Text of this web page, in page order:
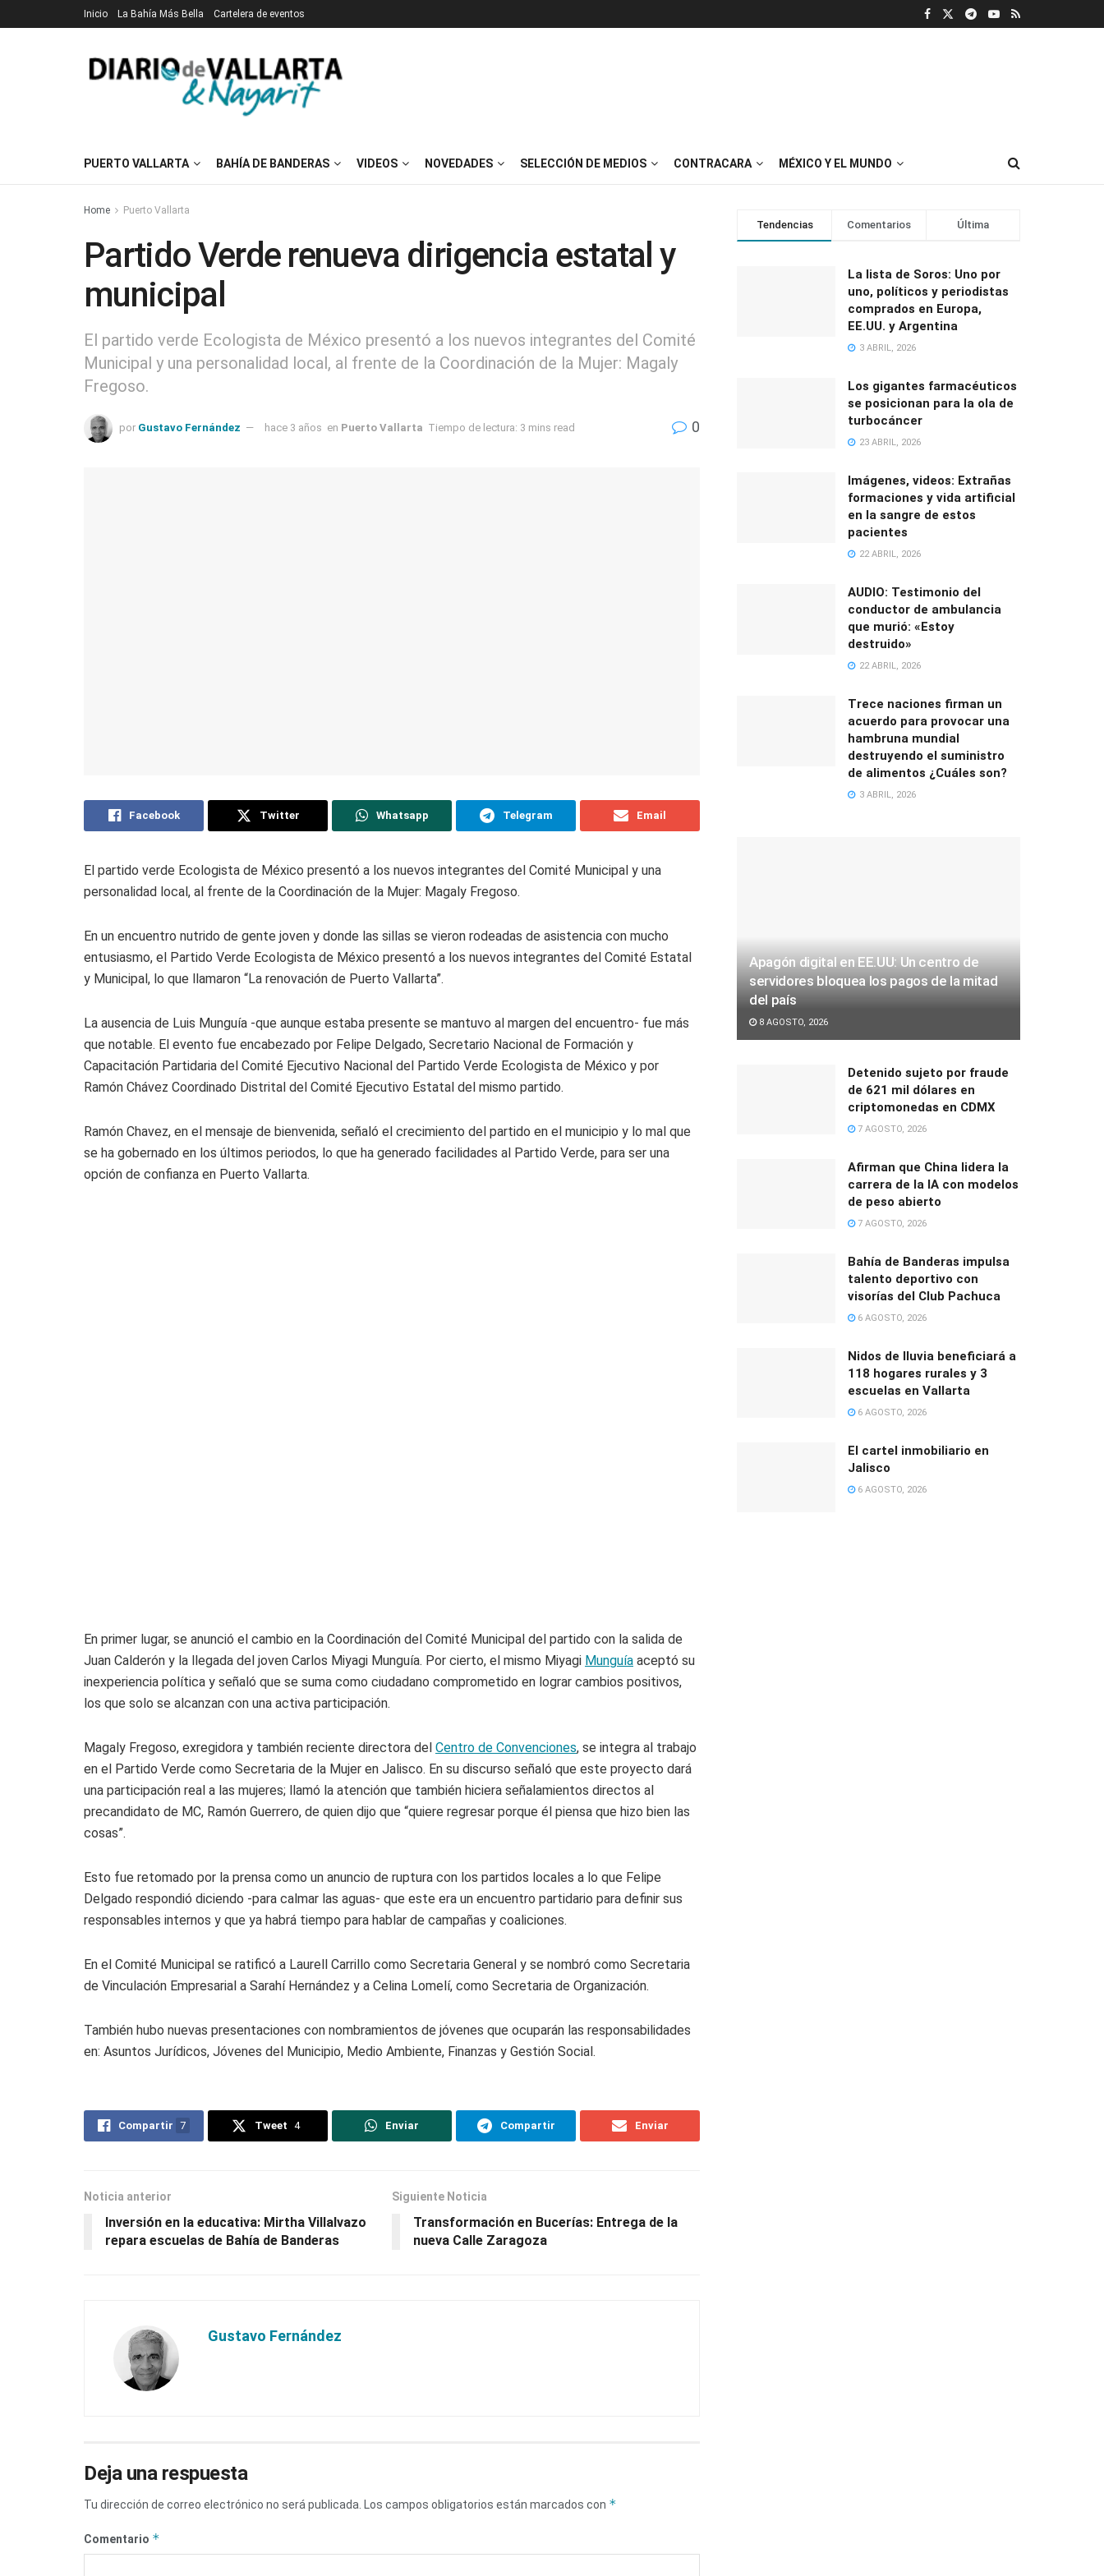
Inicio La Bahía Más Bella Cartelera de eventos
PUERTO VALLARTA BAHÍA DE BANDERAS VIDEOS NOVEDADES SELECCIÓN DE MEDIOS CONTRACARA MÉXICO Y EL MUNDO
Home Puerto Vallarta
Partido Verde renueva dirigencia estatal y
municipal
El partido verde Ecologista de México presentó a los nuevos integrantes del Comité
Municipal y una personalidad local, al frente de la Coordinación de la Mujer: Magaly
Fregoso.
por Gustavo Fernández hace 3 años en Puerto Vallarta Tiempo de lectura: 3 mins read 0
Facebook Twitter Whatsapp Telegram Email
El partido verde Ecologista de México presentó a los nuevos integrantes del Comité Municipal y una
personalidad local, al frente de la Coordinación de la Mujer: Magaly Fregoso.
En un encuentro nutrido de gente joven y donde las sillas se vieron rodeadas de asistencia con mucho
entusiasmo, el Partido Verde Ecologista de México presentó a los nuevos integrantes del Comité Estatal
y Municipal, lo que llamaron “La renovación de Puerto Vallarta”.
La ausencia de Luis Munguía -que aunque estaba presente se mantuvo al margen del encuentro- fue más
que notable. El evento fue encabezado por Felipe Delgado, Secretario Nacional de Formación y
Capacitación Partidaria del Comité Ejecutivo Nacional del Partido Verde Ecologista de México y por
Ramón Chávez Coordinado Distrital del Comité Ejecutivo Estatal del mismo partido.
Ramón Chavez, en el mensaje de bienvenida, señaló el crecimiento del partido en el municipio y lo mal que
se ha gobernado en los últimos periodos, lo que ha generado facilidades al Partido Verde, para ser una
opción de confianza en Puerto Vallarta.
En primer lugar, se anunció el cambio en la Coordinación del Comité Municipal del partido con la salida de
Juan Calderón y la llegada del joven Carlos Miyagi Munguía. Por cierto, el mismo Miyagi Munguía aceptó su
inexperiencia política y señaló que se suma como ciudadano comprometido en lograr cambios positivos,
los que solo se alcanzan con una activa participación.
Magaly Fregoso, exregidora y también reciente directora del Centro de Convenciones, se integra al trabajo
en el Partido Verde como Secretaria de la Mujer en Jalisco. En su discurso señaló que este proyecto dará
una participación real a las mujeres; llamó la atención que también hiciera señalamientos directos al
precandidato de MC, Ramón Guerrero, de quien dijo que “quiere regresar porque él piensa que hizo bien las
cosas”.
Esto fue retomado por la prensa como un anuncio de ruptura con los partidos locales a lo que Felipe
Delgado respondió diciendo -para calmar las aguas- que este era un encuentro partidario para definir sus
responsables internos y que ya habrá tiempo para hablar de campañas y coaliciones.
En el Comité Municipal se ratificó a Laurell Carrillo como Secretaria General y se nombró como Secretaria
de Vinculación Empresarial a Sarahí Hernández y a Celina Lomelí, como Secretaria de Organización.
También hubo nuevas presentaciones con nombramientos de jóvenes que ocuparán las responsabilidades
en: Asuntos Jurídicos, Jóvenes del Municipio, Medio Ambiente, Finanzas y Gestión Social.
Compartir 7 Tweet 4 Enviar Compartir Enviar
Noticia anterior
Inversión en la educativa: Mirtha Villalvazo
repara escuelas de Bahía de Banderas
Siguiente Noticia
Transformación en Bucerías: Entrega de la
nueva Calle Zaragoza
Gustavo Fernández
Deja una respuesta
Tu dirección de correo electrónico no será publicada. Los campos obligatorios están marcados con *
Comentario *
Tendencias Comentarios Última
La lista de Soros: Uno por
uno, políticos y periodistas
comprados en Europa,
EE.UU. y Argentina
3 ABRIL, 2026
Los gigantes farmacéuticos
se posicionan para la ola de
turbocáncer
23 ABRIL, 2026
Imágenes, videos: Extrañas
formaciones y vida artificial
en la sangre de estos
pacientes
22 ABRIL, 2026
AUDIO: Testimonio del
conductor de ambulancia
que murió: «Estoy
destruido»
22 ABRIL, 2026
Trece naciones firman un
acuerdo para provocar una
hambruna mundial
destruyendo el suministro
de alimentos ¿Cuáles son?
3 ABRIL, 2026
Apagón digital en EE.UU: Un centro de
servidores bloquea los pagos de la mitad
del país
8 AGOSTO, 2026
Detenido sujeto por fraude
de 621 mil dólares en
criptomonedas en CDMX
7 AGOSTO, 2026
Afirman que China lidera la
carrera de la IA con modelos
de peso abierto
7 AGOSTO, 2026
Bahía de Banderas impulsa
talento deportivo con
visorías del Club Pachuca
6 AGOSTO, 2026
Nidos de lluvia beneficiará a
118 hogares rurales y 3
escuelas en Vallarta
6 AGOSTO, 2026
El cartel inmobiliario en
Jalisco
6 AGOSTO, 2026